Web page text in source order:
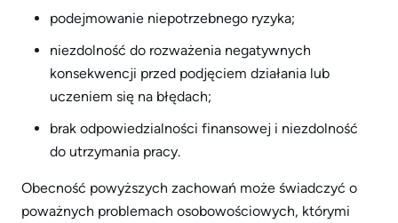
podejmowanie niepotrzebnego ryzyka;
niezdolność do rozważenia negatywnych
konsekwencji przed podjęciem działania lub
uczeniem się na błędach;
brak odpowiedzialności finansowej i niezdolność
do utrzymania pracy.
Obecność powyższych zachowań może świadczyć o
poważnych problemach osobowościowych, którymi